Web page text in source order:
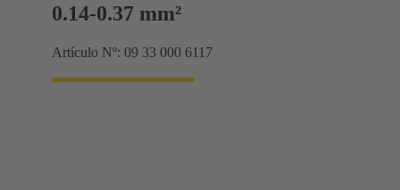
0.14-0.37 mm²
Artículo Nº: 09 33 000 6117